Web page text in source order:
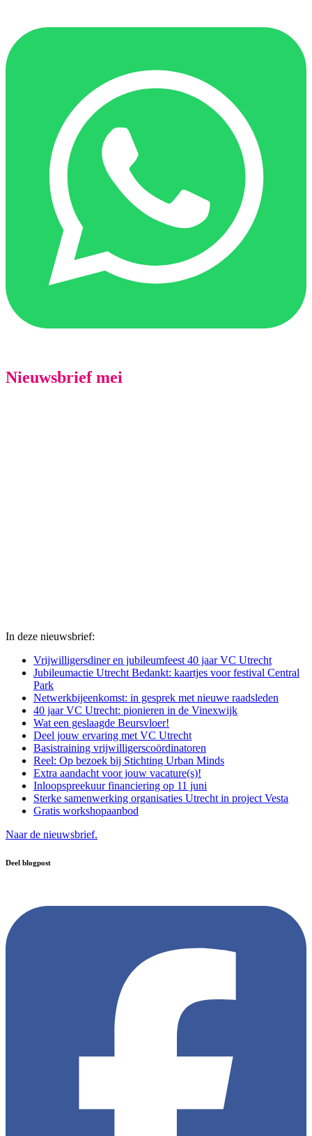
Nieuwsbrief mei
In deze nieuwsbrief:
Vrijwilligersdiner en jubileumfeest 40 jaar VC Utrecht
Jubileumactie Utrecht Bedankt: kaartjes voor festival Central
Park
Netwerkbijeenkomst: in gesprek met nieuwe raadsleden
40 jaar VC Utrecht: pionieren in de Vinexwijk
Wat een geslaagde Beursvloer!
Deel jouw ervaring met VC Utrecht
Basistraining vrijwilligerscoördinatoren
Reel: Op bezoek bij Stichting Urban Minds
Extra aandacht voor jouw vacature(s)!
Inloopspreekuur financiering op 11 juni
Sterke samenwerking organisaties Utrecht in project Vesta
Gratis workshopaanbod
Naar de nieuwsbrief.
Deel blogpost